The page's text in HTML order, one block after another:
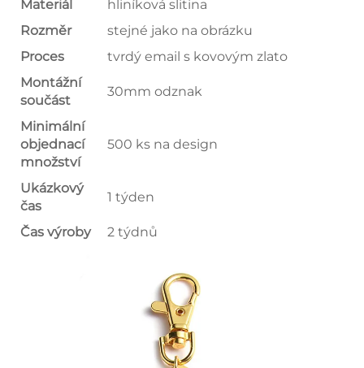
Materiál
hliníková slitina
Rozměr
stejné jako na obrázku
Proces
tvrdý email s kovovým zlato
Montážní
součást
30mm odznak
Minimální
objednací
množství
500 ks na design
Ukázkový
čas
1 týden
Čas výroby 2 týdnů